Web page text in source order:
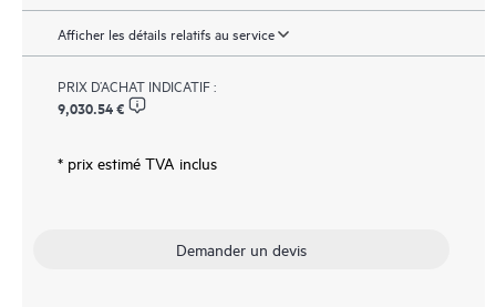
Afficher les détails relatifs au service
PRIX D’ACHAT INDICATIF :
9,030.54 €
* prix estimé TVA inclus
Demander un devis